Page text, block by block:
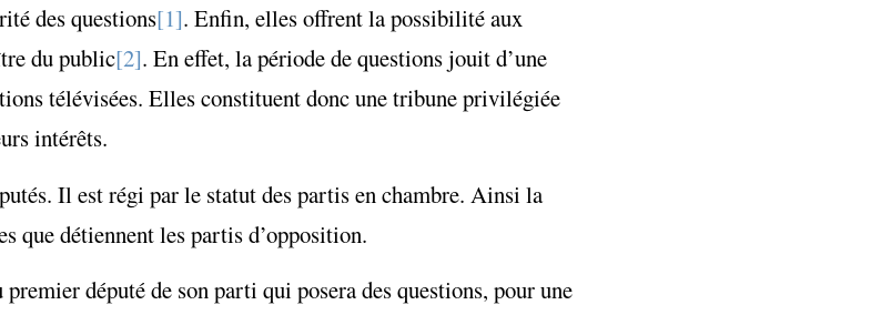
des questions[1]. Enfin, elles offrent la possibilité aux
du public[2]. En effet, la période de questions jouit d’une
télévisées. Elles constituent donc une tribune privilégiée
intérêts.
Il est régi par le statut des partis en chambre. Ainsi la
que détiennent les partis d’opposition.
député de son parti qui posera des questions, pour une